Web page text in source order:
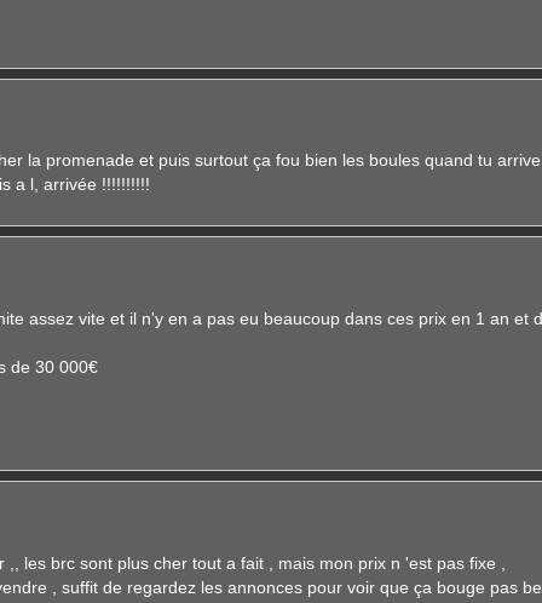
la promenade et puis surtout ça fou bien les boules quand tu
a l, arrivée !!!!!!!!!!
assez vite et il n'y en a pas eu beaucoup dans ces prix en 1 an et
de 30 000€
les brc sont plus cher tout a fait , mais mon prix n 'est pas fixe ,
, suffit de regardez les annonces pour voir que ça bouge pas